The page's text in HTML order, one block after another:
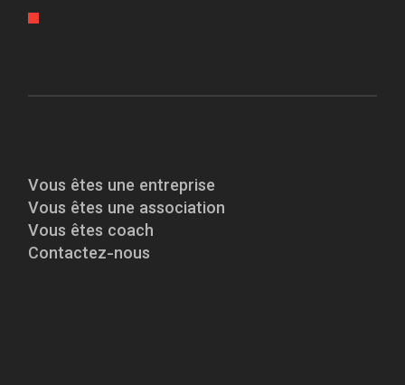
Vous êtes une entreprise
Vous êtes une association
Vous êtes coach
Contactez-nous